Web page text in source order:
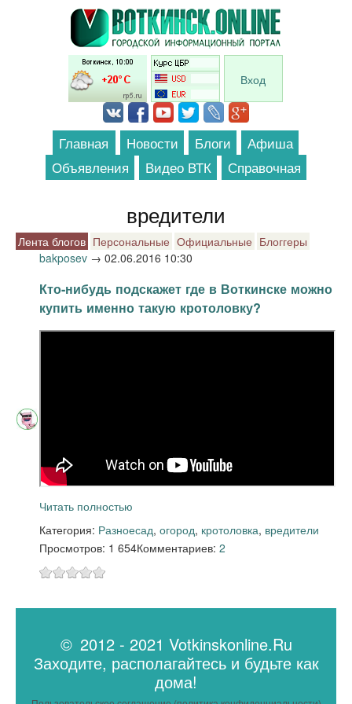
Перейти к основному содержанию
Вход
Главная Новости Блоги
Афиша
Объявления
Видео ВТК Справочная
вредители
Лента блогов Персональные Официальные Блоггеры
bakposev → 02.06.2016 10:30
Кто-нибудь подскажет где в Воткинске можно
купить именно такую кротоловку?
Читать полностью
Категория: Разноесад, огород, кротоловка, вредители
Просмотров: 1 654Комментариев: 2
© 2012 - 2021 Votkinskonline.Ru
Заходите, располагайтесь и будьте как
дома!